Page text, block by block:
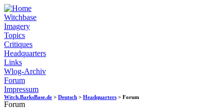
Witchbase
Imagery
Topics
Critiques
Headquarters
Links
Wlog-Archiv
Forum
Impressum
Witch.BarksBase.de > Deutsch > Headquarters > Forum
Forum